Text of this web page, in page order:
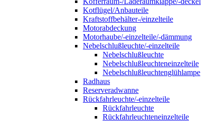
Kotflügel/Anbauteile
Kraftstoffbehälter-/einzelteile
Motorabdeckung
Motorhaube/-einzelteile/-dämmung
Nebelschlußleuchte/-einzelteile
Nebelschlußleuchte
Nebelschlußleuchteneinzelteile
Nebelschlußleuchtenglühlampe
Radhaus
Reserveradwanne
Rückfahrleuchte/-einzelteile
Rückfahrleuchte
Rückfahrleuchteneinzelteile